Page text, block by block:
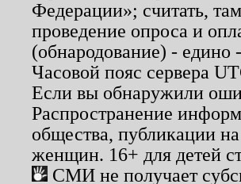
Федерации»; считать,
проведение опроса и
(обнародование) - едино
Часовой пояс сервера
Если вы обнаружили
Распространение
общества, публикации
женщин. 16+ для детей
СМИ не получает